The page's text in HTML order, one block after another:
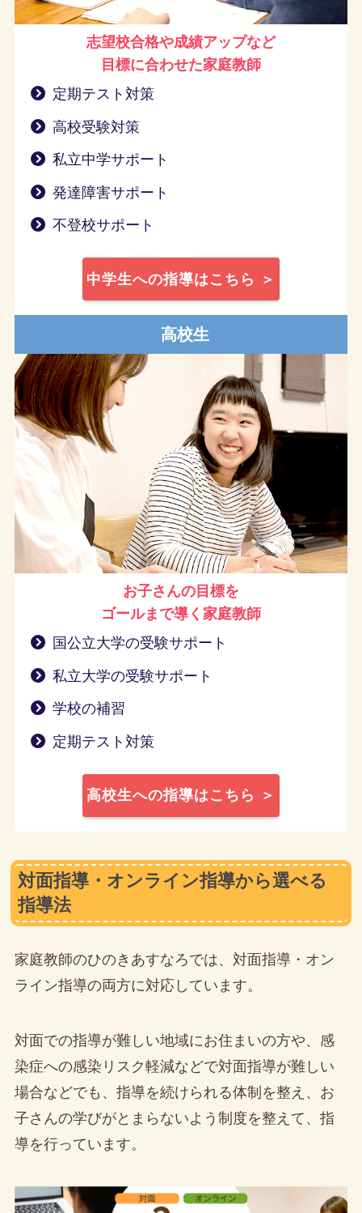
志望校合格や成績アップなど
目標に合わせた家庭教師
定期テスト対策
高校受験対策
私立中学サポート
発達障害サポート
不登校サポート
中学生への指導はこちら ＞
高校生
お子さんの目標を
ゴールまで導く 家庭教師
国公立大学の受験サポート
私立大学の受験サポート
学校の補習
定期テスト対策
高校生への指導はこちら ＞
対面指導・オンライン指導から選べる
指導法
家庭教師のひのきあすなろでは、対面指導・オン
ライン指導の両方に対応しています。
対面での指導が難しい地域にお住まいの方や、感
染症への感染リスク軽減などで対面指導が難しい
場合などでも、指導を続けられる体制を整え、お
子さんの学びがとまらないよう制度を整えて、指
導を行っています。